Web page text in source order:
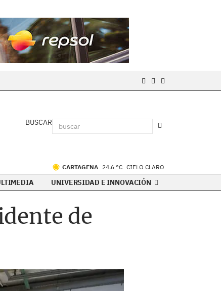
BUSCAR
CARTAGENA 24.6 °C CIELO CLARO
UNIVERSIDAD E INNOVACIÓN
de